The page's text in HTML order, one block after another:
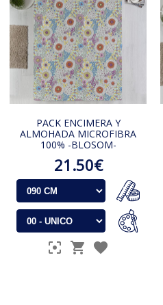
PACK ENCIMERA Y
ALMOHADA MICROFIBRA
100% -BLOSOM-
21.50€